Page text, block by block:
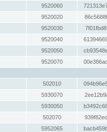
9520060
9520020
9520030
9520040
9520050
9520070
502010
5930070
5930050
502070
5952065